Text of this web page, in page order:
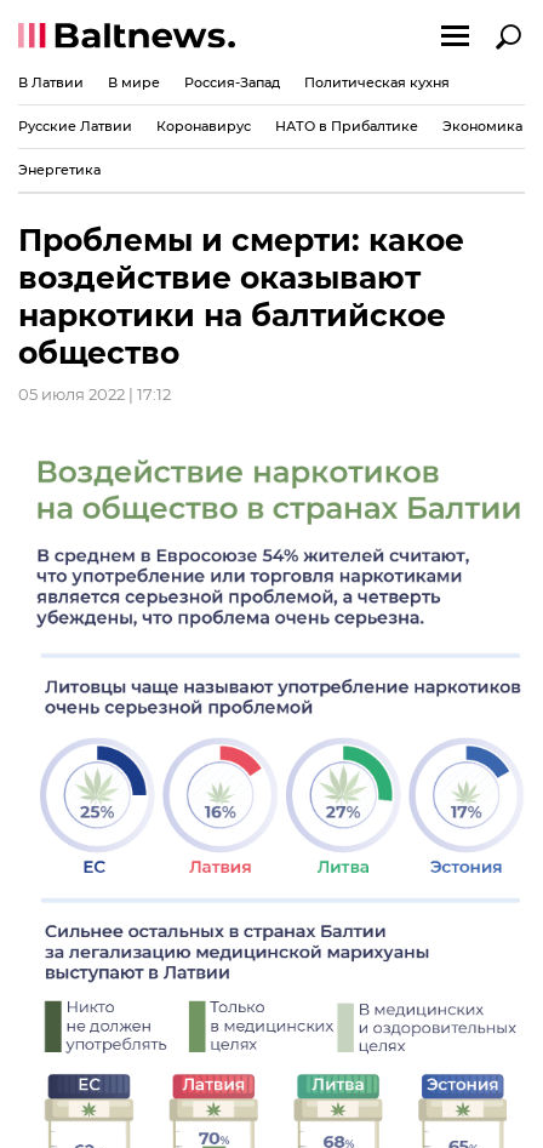
В Латвии В мире Россия-Запад Политическая кухня
Русские Латвии Коронавирус НАТО в Прибалтике Экономика
Энергетика
Проблемы и смерти: какое
воздействие оказывают
наркотики на балтийское
общество
05 июля 2022 | 17:12